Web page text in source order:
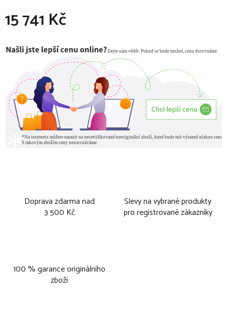
15 741 Kč
Doprava zdarma nad
3 500 Kč
Slevy na vybrané produkty
pro registrované zákazníky
100 % garance originálního
zboží